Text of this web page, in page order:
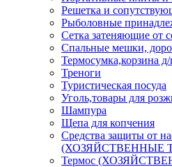
Решетка и
Рыболовные
Сетка затеняющие от
Спальные мешки,
Термосумка,корзина
Треноги
Туристическая посуда
Уголь,товары для
Шампура
Щепа для копчения
Средства защиты от
(ХОЗЯЙСТВЕННЫЕ
Термос